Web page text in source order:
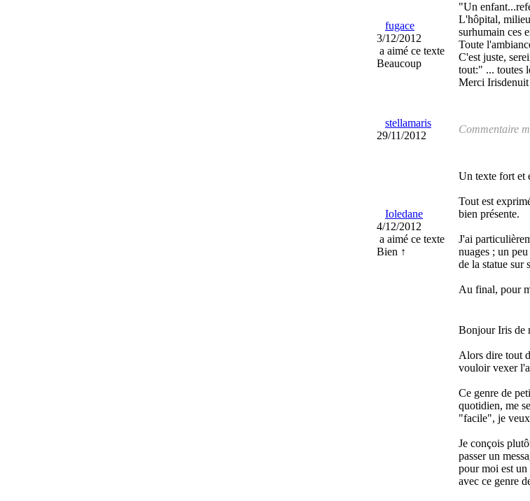
fugace
3/12/2012
a aimé ce texte
Beaucoup
"Un
L'hôpital,
surhumain ces
Toute
C'est juste,
tout:" ... toutes
Merci Irisdenuit
stellamaris
29/11/2012
Commentaire
Ioledane
4/12/2012
a aimé ce texte
Bien ↑
Un texte fort et
Tout est
bien présente.
J'ai
nuages ; un
de la statue sur
Au final, pour
Bonjour Iris de
Alors dire tout
vouloir vexer
Ce genre de
quotidien, me
"facile", je
Je conçois
passer un
pour moi est un
avec ce genre